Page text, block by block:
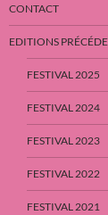
CONTACT
EDITIONS
FESTIVAL 2025
FESTIVAL 2024
FESTIVAL 2023
FESTIVAL 2022
FESTIVAL 2021